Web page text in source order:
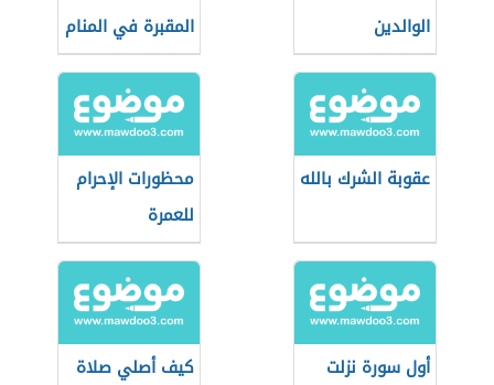
الوالدين
المقبرة في المنام
عقوبة الشرك بالله
محظورات الإحرام
للعمرة
أول سورة نزلت
كيف أصلي صلاة